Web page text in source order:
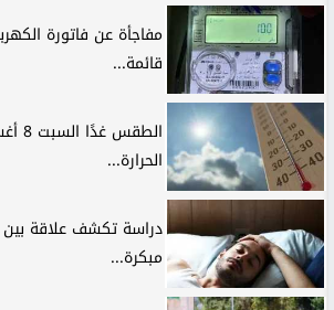
مفاجأة عن فاتورة
قائمة...
الحرارة...
دراسة تكشف علاقة
مبكرة...